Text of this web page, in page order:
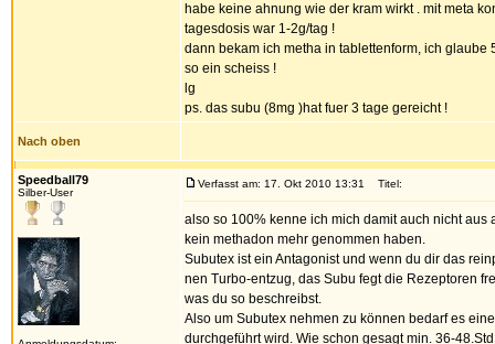
habe keine ahnung wie der kram wirkt . mit meta
tagesdosis war 1-2g/tag !
dann bekam ich metha in tablettenform, ich
so ein scheiss !
lg
ps. das subu (8mg )hat fuer 3 tage gereicht !
Nach oben
Speedball79
Silber-User
Verfasst am: 17. Okt 2010 13:31 Titel:
also so 100% kenne ich mich damit auch nicht aus
kein methadon mehr genommen haben.
Subutex ist ein Antagonist und wenn du dir das
nen Turbo-entzug, das Subu fegt die Rezeptoren
was du so beschreibst.
Also um Subutex nehmen zu können bedarf es
durchgeführt wird. Wie schon gesagt min. 36-